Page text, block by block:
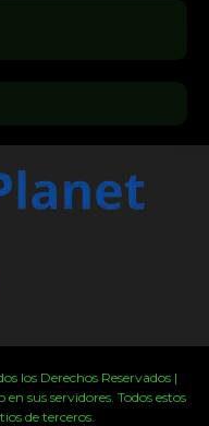
los Derechos Reservados |
sus servidores. Todos estos
de terceros.